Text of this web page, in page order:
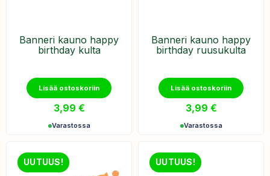
Banneri kauno happy
birthday kulta
Lisää ostoskoriin
3,99 €
Varastossa
Banneri kauno happy
birthday ruusukulta
Lisää ostoskoriin
3,99 €
Varastossa
UUTUUS! UUTUUS!